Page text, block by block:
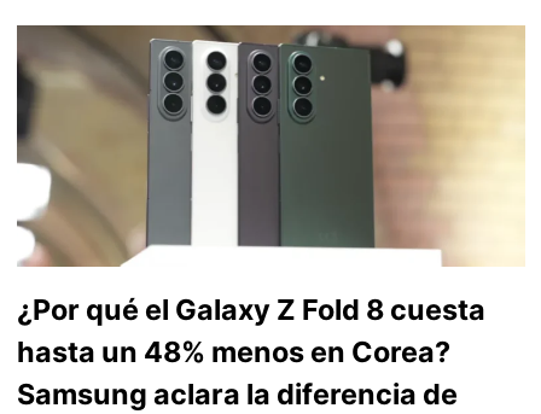
¿Por qué el Galaxy Z Fold 8 cuesta
hasta un 48% menos en Corea?
Samsung aclara la diferencia de